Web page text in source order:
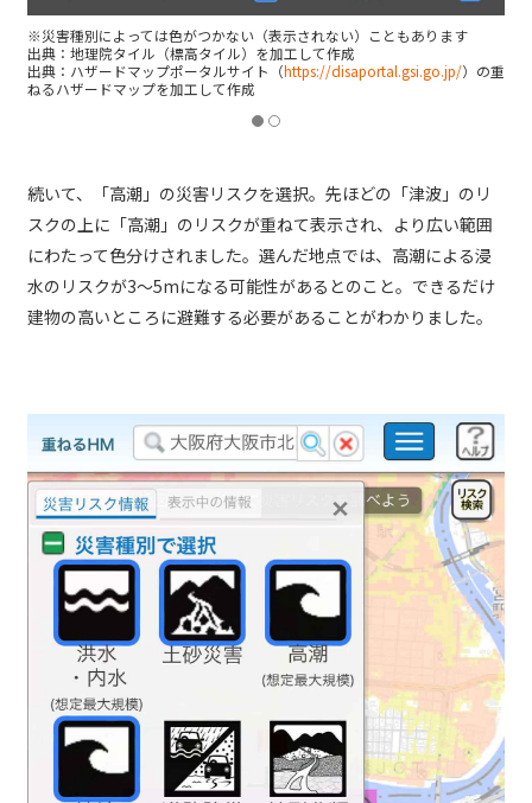
※災害種別によっては色がつかない（表示されない）こともあります
出典：地理院タイル（標高タイル）を加工して作成
出典：ハザードマップポータルサイト（https://disaportal.gsi.go.jp/）の重
ねるハザードマップを加工して作成
続いて、「高潮」の災害リスクを選択。先ほどの「津波」のリ
スクの上に「高潮」のリスクが重ねて表示され、より広い範囲
にわたって色分けされました。選んだ地点では、高潮による浸
水のリスクが3～5mになる可能性があるとのこと。できるだけ
建物の高いところに避難する必要があることがわかりました。